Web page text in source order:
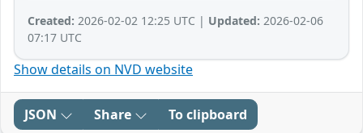
Created: 2026-02-02 12:25 UTC | Updated: 2026-02-06
07:17 UTC
Show details on NVD website
JSON Share To clipboard